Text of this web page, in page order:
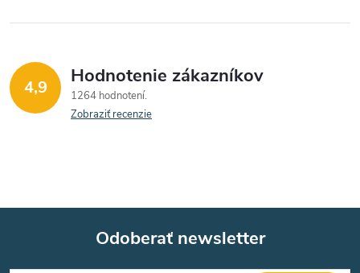
p
v
k
ý
4,9 Hodnotenie zákazníkov
1264 hodnotení
Zobraziť recenzie
Odoberať newsletter